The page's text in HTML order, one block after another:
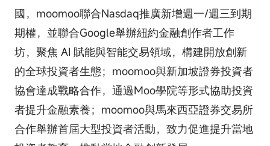
國，moomoo聯合Nasdaq推廣新增週一/週三到期
期權，並聯合Google舉辦紐約金融創作者工作
坊，聚焦 AI 賦能與智能交易領域，構建開放創新
的全球投資者生態；moomoo與新加坡證券投資者
協會達成戰略合作，通過Moo學院等形式協助投資
者提升金融素養；moomoo與馬來西亞證券交易所
合作舉辦首屆大型投資者活動，致力促進提升當地